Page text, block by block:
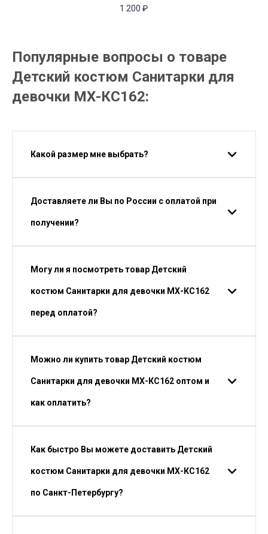
1 200 ₽
Популярные вопросы о товаре
Детский костюм Санитарки для
девочки МХ-КС162:
Какой размер мне выбрать?
Доставляете ли Вы по России с оплатой при
получении?
Могу ли я посмотреть товар Детский
костюм Санитарки для девочки МХ-КС162
перед оплатой?
Можно ли купить товар Детский костюм
Санитарки для девочки МХ-КС162 оптом и
как оплатить?
Как быстро Вы можете доставить Детский
костюм Санитарки для девочки МХ-КС162
по Санкт-Петербургу?